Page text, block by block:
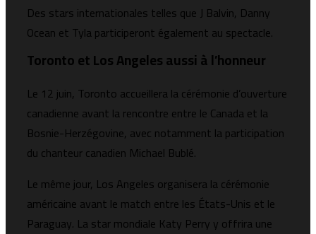
Des stars internationales telles que J Balvin, Danny
Ocean et Tylaparticiperont également au spectacle.
Toronto et Los Angeles aussi à l’honneur
Le 12 juin, Toronto accueillera la cérémonie d’ouverture
canadienne avant la rencontre entre le Canada et la
Bosnie-Herzégovine, avec notamment la participation
du chanteur canadien Michael Bublé.
Le même jour, Los Angeles organisera la cérémonie
américaine avant le match entre les États-Unis et le
Paraguay. La star mondiale Katy Perry y offrira une